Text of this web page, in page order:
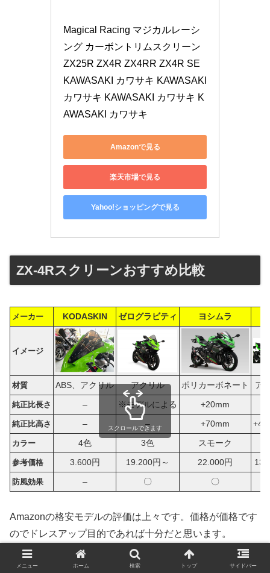
Magical Racing マジカルレーシ
ング カーボントリムスクリーン
ZX25R ZX4R ZX4RR ZX4R SE
KAWASAKI カワサキ KAWASAKI
カワサキ KAWASAKI カワサキ K
AWASAKI カワサキ
Amazonで見る
楽天市場で見る
Yahoo!ショッピングで見る
ZX-4Rスクリーンおすすめ比較
メーカー KODASKIN ゼログラビティ ヨシムラ
イメージ
材質 ABS、アクリル アクリル ポリカーボネート ア
純正比長さ – ※モデルによる +20mm
純正比高さ – – +70mm
カラー 4色 3色 スモーク
参考価格 3.600円 19.200円～ 22.000円
防風効果 – 〇 〇
スクロールできます
Amazonの格安モデルの評価は上々です。価格が価格です
のでドレスアップ目的であれば十分だと思います。
より効果を体感できるのはゼログラビティの高さがあるモ
メニュー ホーム 検索 トップ サイドバー